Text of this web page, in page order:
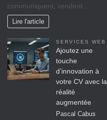
communiquent, vendent…
Lire l'article
SERVICES WEB
Ajoutez une
touche
d’innovation à
votre CV avec la
réalité
augmentée
Pascal Cabus